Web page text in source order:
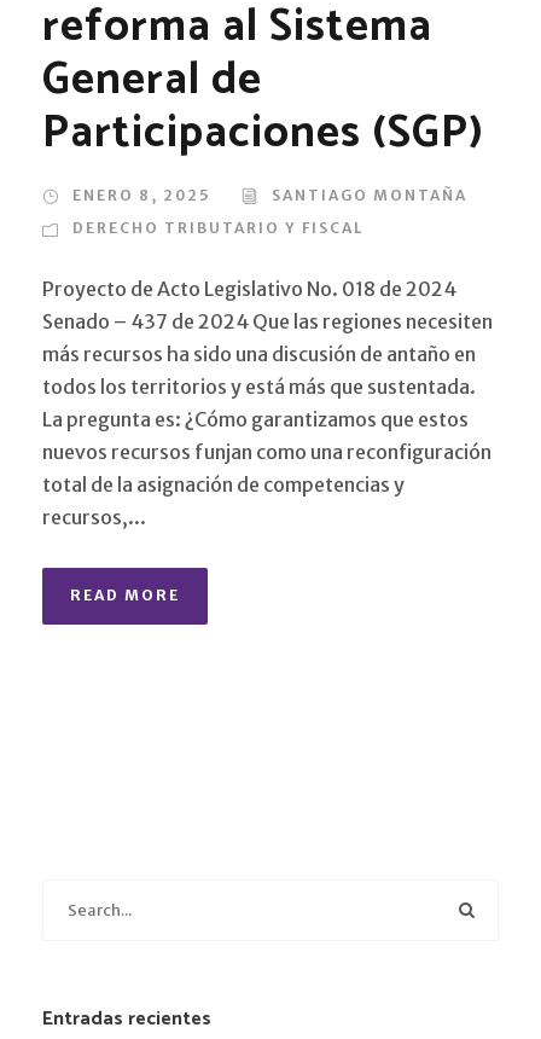
reforma al Sistema
General de
Participaciones (SGP)
ENERO 8, 2025
SANTIAGO MONTAÑA
DERECHO TRIBUTARIO Y FISCAL
Proyecto de Acto Legislativo No. 018 de 2024
Senado – 437 de 2024 Que las regiones necesiten
más recursos ha sido una discusión de antaño en
todos los territorios y está más que sustentada.
La pregunta es: ¿Cómo garantizamos que estos
nuevos recursos funjan como una reconfiguración
total de la asignación de competencias y
recursos,...
READ MORE
Entradas recientes